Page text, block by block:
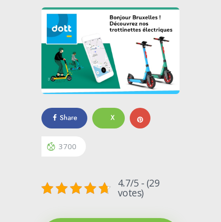
Share X
3700
4.7/5 - (29
votes)